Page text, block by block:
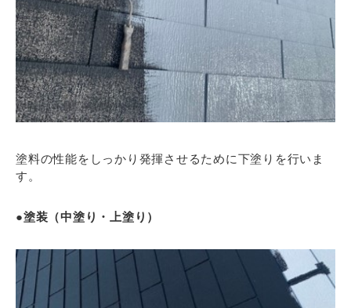
塗料の性能をしっかり発揮させるために下塗りを行いま
す。
●塗装（中塗り・上塗り）